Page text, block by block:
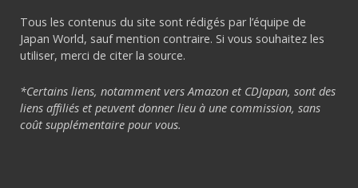
Tous les contenus du site sont rédigés par l’équipe de
Japan World, sauf mention contraire. Si vous souhaitez les
utiliser, merci de citer la source.
*Certains liens, notamment vers Amazon et CDJapan, sont des
liens affiliés et peuvent donner lieu à une commission, sans
coût supplémentaire pour vous.